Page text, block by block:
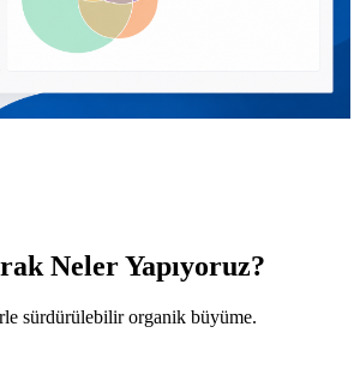
Neler Yapıyoruz?
sürdürülebilir organik büyüme.